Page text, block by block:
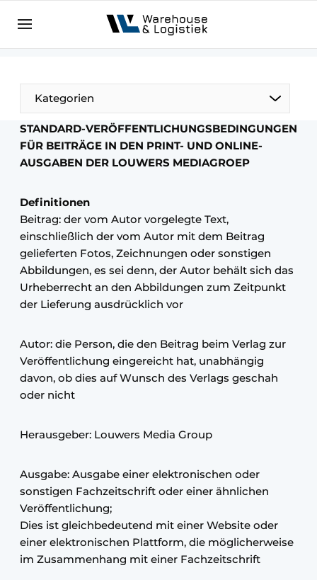
NL EN
Kategorien
STANDARD-VERÖFFENTLICHUNGSBEDINGUNGEN
FÜR BEITRÄGE IN DEN PRINT- UND ONLINE-
AUSGABEN DER LOUWERS MEDIAGROEP
Definitionen
Beitrag: der vom Autor vorgelegte Text,
einschließlich der vom Autor mit dem Beitrag
gelieferten Fotos, Zeichnungen oder sonstigen
Abbildungen, es sei denn, der Autor behält sich das
Urheberrecht an den Abbildungen zum Zeitpunkt
der Lieferung ausdrücklich vor
Autor: die Person, die den Beitrag beim Verlag zur
Veröffentlichung eingereicht hat, unabhängig
davon, ob dies auf Wunsch des Verlags geschah
oder nicht
Herausgeber: Louwers Media Group
Ausgabe: Ausgabe einer elektronischen oder
sonstigen Fachzeitschrift oder einer ähnlichen
Veröffentlichung;
Dies ist gleichbedeutend mit einer Website oder
einer elektronischen Plattform, die möglicherweise
im Zusammenhang mit einer Fachzeitschrift